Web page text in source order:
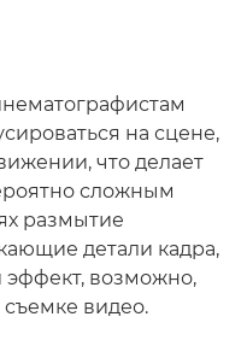
на сцене,
что делает
сложным
размытие
детали кадра,
возможно,
съемке видео.